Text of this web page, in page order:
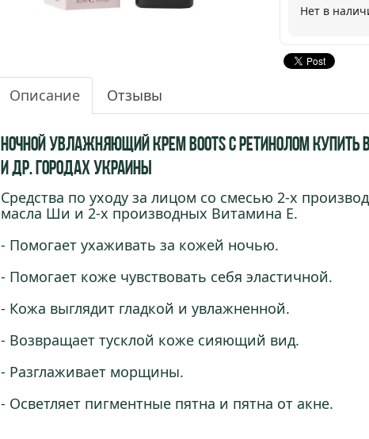
Нет в
Описание Отзывы
Ночной увлажняющий крем Boots c Ретинолом купить
и др. городах Украины
Средства по уходу за лицом со смесью 2-х
масла Ши и 2-х производных Витамина Е.
- Помогает ухаживать за кожей ночью.
- Помогает коже чувствовать себя эластичной.
- Кожа выглядит гладкой и увлажненной.
- Возвращает тусклой коже сияющий вид.
- Разглаживает морщины.
- Осветляет пигментные пятна и пятна от акне.